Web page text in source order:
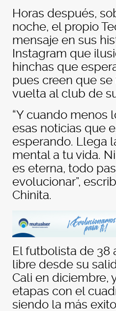
Horas después,
noche, el propio
mensaje en sus
Instagram que
hinchas que
pues creen que se
vuelta al club de
“Y cuando menos
esas noticias que
esperando. Llega
mental a tu vida.
es eterna, todo
evolucionar”,
Chinita.
El futbolista de 38
libre desde su
Cali en diciembre,
etapas con el
siendo la más